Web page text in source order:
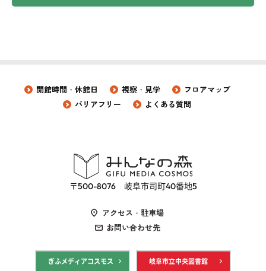
開館時間・休館日 視察・見学
フロアマップ
バリアフリー
よくある質問
〒500-8076 岐阜市司町40番地5
アクセス・駐車場
お問い合わせ先
ぎふメディアコスモス 岐阜市立中央図書館